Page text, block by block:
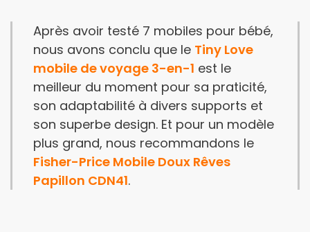
Après avoir testé 7 mobiles pour bébé,
nous avons conclu que le Tiny Love
mobile de voyage 3-en-1 est le
meilleur du moment pour sa praticité,
son adaptabilité à divers supports et
son superbe design. Et pour un modèle
plus grand, nous recommandons le
Fisher-Price Mobile Doux Rêves
Papillon CDN41.